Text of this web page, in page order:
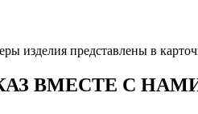
изделия представлены в
ВМЕСТЕ С